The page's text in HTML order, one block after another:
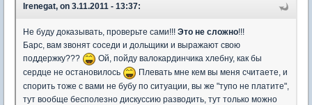
Irenegat, on 3.11.2011 - 13:37:
Не буду доказывать, проверьте сами!!! Это не сложно!!!
Барс, вам звонят соседи и дольщики и выражают свою
поддержку???
Ой, пойду валокардинчика хлебну, как бы
сердце не остановилось
Плевать мне кем вы меня считаете, и
спорить тоже с вами не бубу по ситуации, вы же "тупо не платите",
тут вообще бесполезно дискуссию разводить, тут только можно